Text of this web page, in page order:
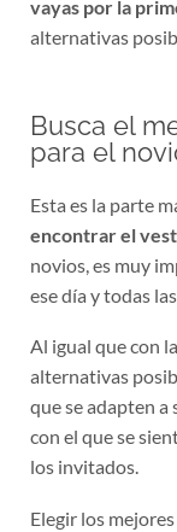
alternativas
Busca el
para el
Esta es la parte
encontrar el
novios, es muy
ese día y todas
Al igual que con
alternativas
que se adapten
con el que se
los invitados.
Elegir los